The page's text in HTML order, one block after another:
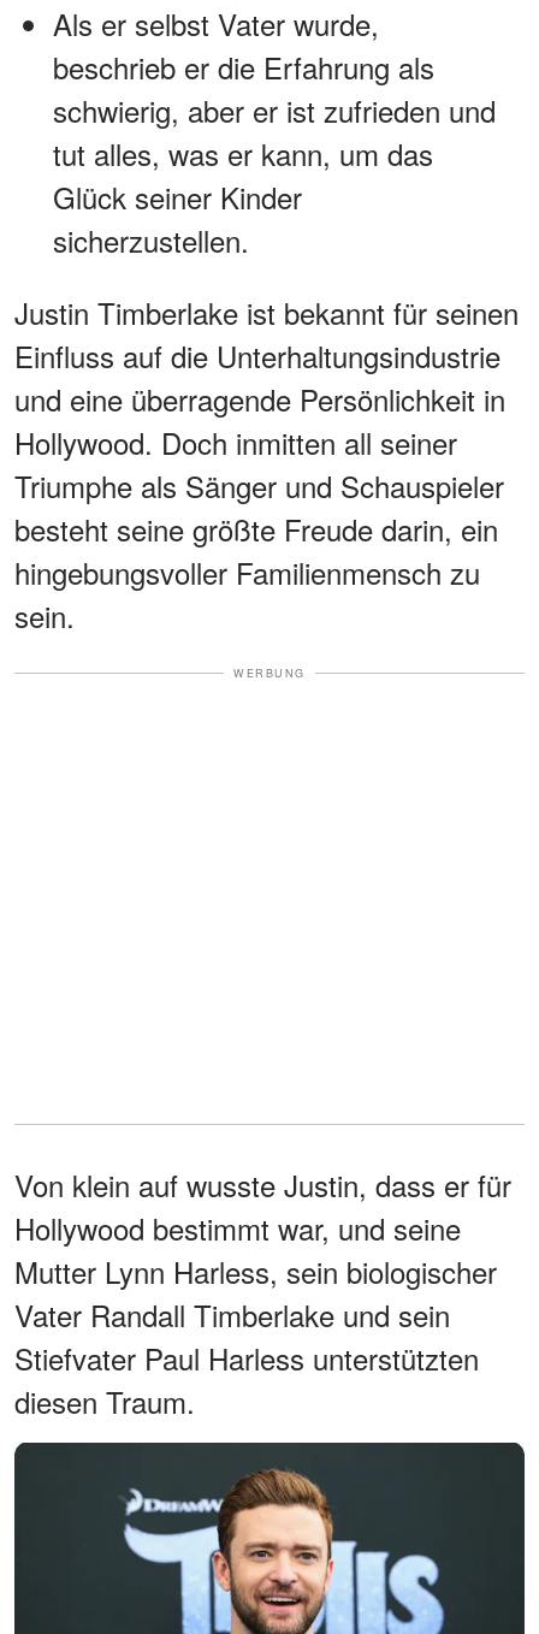
Als er selbst Vater wurde,
beschrieb er die Erfahrung als
schwierig, aber er ist zufrieden und
tut alles, was er kann, um das
Glück seiner Kinder
sicherzustellen.
Justin Timberlake ist bekannt für seinen
Einfluss auf die Unterhaltungsindustrie
und eine überragende Persönlichkeit in
Hollywood. Doch inmitten all seiner
Triumphe als Sänger und Schauspieler
besteht seine größte Freude darin, ein
hingebungsvoller Familienmensch zu
sein.
WERBUNG
Von klein auf wusste Justin, dass er für
Hollywood bestimmt war, und seine
Mutter Lynn Harless, sein biologischer
Vater Randall Timberlake und sein
Stiefvater Paul Harless unterstützten
diesen Traum.